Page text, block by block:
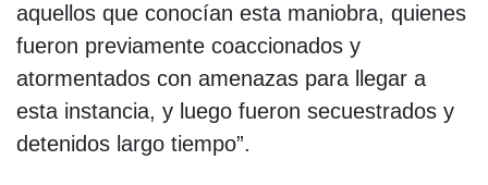
aquellos que conocían esta maniobra, quienes
fueron previamente coaccionados y
atormentados con amenazas para llegar a
esta instancia, y luego fueron secuestrados y
detenidos largo tiempo”.